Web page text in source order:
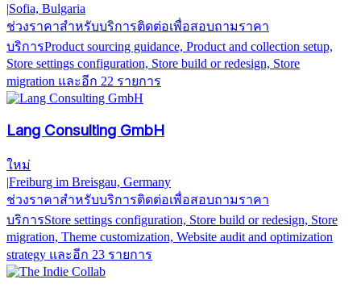
|Sofia, Bulgaria
ช่วงราคาสำหรับบริการติดต่อเพื่อสอบถามราคา
บริการProduct sourcing guidance, Product and collection setup,
Store settings configuration, Store build or redesign, Store
migration และอีก 22 รายการ
Lang Consulting GmbH
ใหม่
|Freiburg im Breisgau, Germany
ช่วงราคาสำหรับบริการติดต่อเพื่อสอบถามราคา
บริการStore settings configuration, Store build or redesign, Store
migration, Theme customization, Website audit and optimization
strategy และอีก 23 รายการ